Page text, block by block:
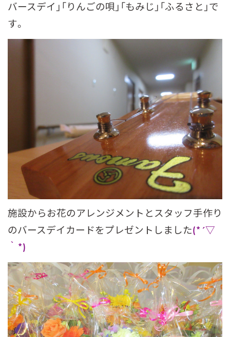
バースデイ」「りんごの唄」「もみじ」「ふるさと」で
す。
施設からお花のアレンジメントとスタッフ手作り
のバースデイカードをプレゼントしました(*´▽
｀*)